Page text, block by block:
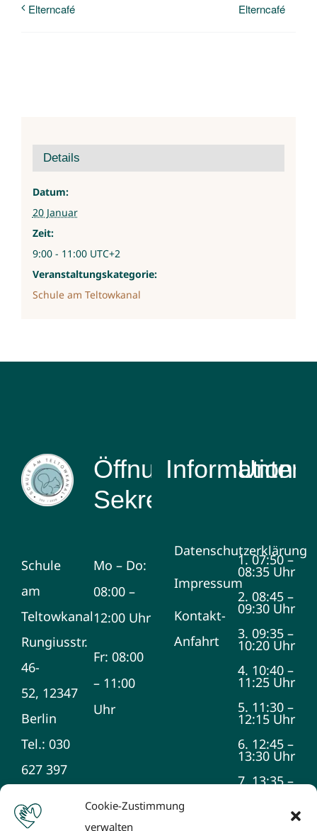
Cookie-Zustimmung
verwalten
Elterncafé Elterncafé
Details
Datum:
20 Januar
Zeit:
9:00 - 11:00 UTC+2
Veranstaltungskategorie:
Schule am Teltowkanal
Schule
am
Teltowkanal
Rungiusstr.
46-
52, 12347
Berlin
Tel.: 030
627 397
Öffnungszeiten
Sekretariat
Mo – Do:
08:00 –
12:00 Uhr
Fr: 08:00
– 11:00
Uhr
Information
Datenschutzerklärung
Impressum
Kontakt-
Anfahrt
1. 07:50 –
08:35 Uhr
2. 08:45 –
09:30 Uhr
3. 09:35 –
10:20 Uhr
4. 10:40 –
11:25 Uhr
5. 11:30 –
12:15 Uhr
6. 12:45 –
13:30 Uhr
7. 13:35 –
8. 14:25 –